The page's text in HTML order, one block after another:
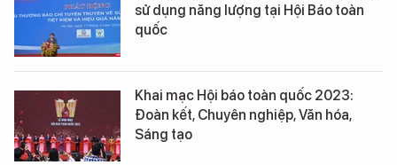
sử dụng năng lượng tại Hội Báo toàn
quốc
Khai mạc Hội báo toàn quốc 2023:
Đoàn kết, Chuyên nghiệp, Văn hóa,
Sáng tạo